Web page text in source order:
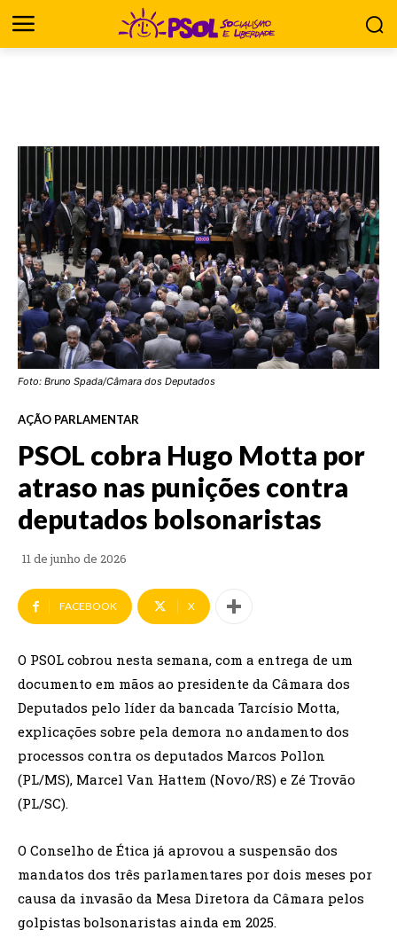
Foto: Bruno Spada/Câmara dos Deputados
AÇÃO PARLAMENTAR
PSOL cobra Hugo Motta por
atraso nas punições contra
deputados bolsonaristas
11 de junho de 2026
FACEBOOK X
O PSOL cobrou nesta semana, com a entrega de um
documento em mãos ao presidente da Câmara dos
Deputados pelo líder da bancada Tarcísio Motta,
explicações sobre pela demora no andamento dos
processos contra os deputados Marcos Pollon
(PL/MS), Marcel Van Hattem (Novo/RS) e Zé Trovão
(PL/SC).
O Conselho de Ética já aprovou a suspensão dos
mandatos dos três parlamentares por dois meses por
causa da invasão da Mesa Diretora da Câmara pelos
golpistas bolsonaristas ainda em 2025.